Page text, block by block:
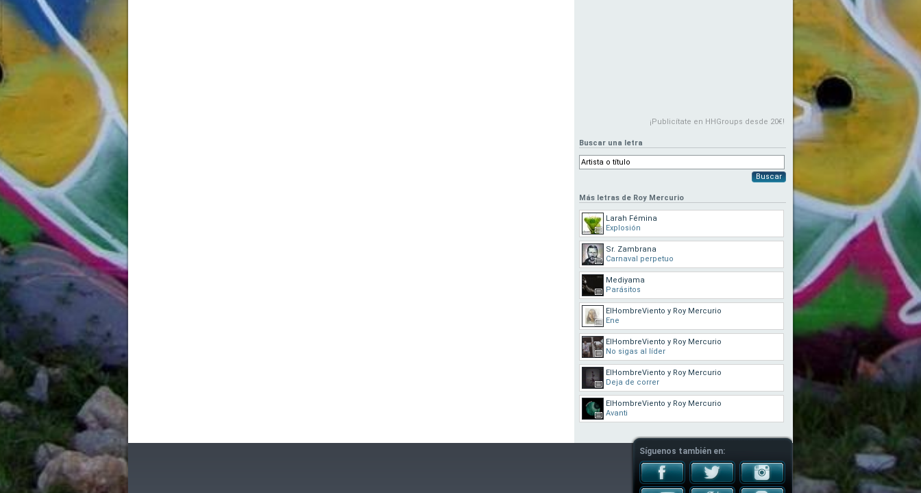
¡Publicítate en HHGroups desde 20€!
Buscar una letra
Buscar
Más letras de Roy Mercurio
Larah Fémina
Explosión
Sr. Zambrana
Carnaval perpetuo
Mediyama
Parásitos
ElHombreViento y Roy Mercurio
Ene
ElHombreViento y Roy Mercurio
No sigas al líder
ElHombreViento y Roy Mercurio
Deja de correr
ElHombreViento y Roy Mercurio
Avanti
Síguenos también en: